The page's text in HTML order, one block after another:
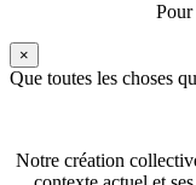
×
Que toutes les choses
Notre création